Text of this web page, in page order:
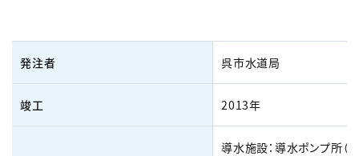
発注者 呉市水道局
竣工 2013年
導水施設：導水ポンプ所（